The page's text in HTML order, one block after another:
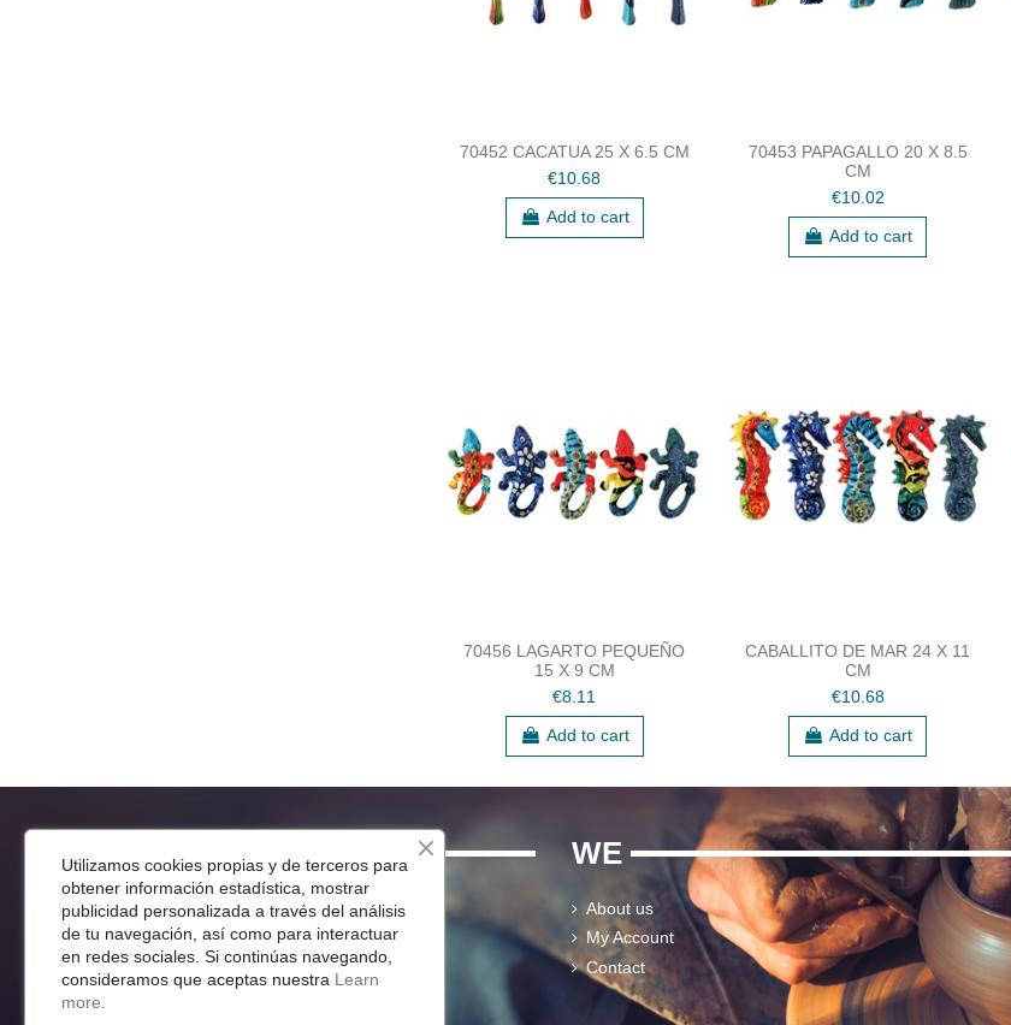
70452 CACATUA 25 X 6.5 CM
€10.68
Add to cart
70453 PAPAGALLO 20 X 8.5
CM
€10.02
Add to cart
70456 LAGARTO PEQUEÑO
15 X 9 CM
€8.11
Add to cart
CABALLITO DE MAR 24 X 11
CM
€10.68
Add to cart
SHOP
Menaje Mesa
Para Tu Cocina
Decoracion
Jardín
WE
About us
My Account
Contact
Utilizamos cookies propias y de terceros para
obtener información estadística, mostrar
publicidad personalizada a través del análisis
de tu navegación, así como para interactuar
en redes sociales. Si continúas navegando,
consideramos que aceptas nuestra Learn
more.